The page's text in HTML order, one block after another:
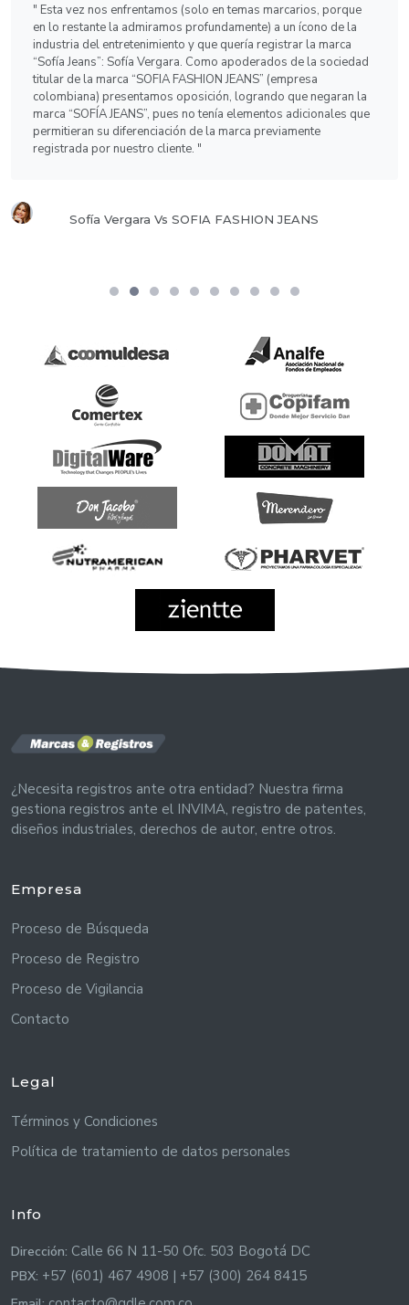
" Esta vez nos enfrentamos (solo en temas marcarios, porque
en lo restante la admiramos profundamente) a un ícono de la
industria del entretenimiento y que quería registrar la marca
“Sofía Jeans”: Sofía Vergara. Como apoderados de la sociedad
titular de la marca “SOFIA FASHION JEANS” (empresa
colombiana) presentamos oposición, logrando que negaran la
marca “SOFÍA JEANS”, pues no tenía elementos adicionales que
permitieran su diferenciación de la marca previamente
registrada por nuestro cliente. "
Sofía Vergara Vs SOFIA FASHION JEANS
¿Necesita registros ante otra entidad? Nuestra firma
gestiona registros ante el INVIMA, registro de patentes,
diseños industriales, derechos de autor, entre otros.
Empresa
Proceso de Búsqueda
Proceso de Registro
Proceso de Vigilancia
Contacto
Legal
Términos y Condiciones
Política de tratamiento de datos personales
Info
Dirección: Calle 66 N 11-50 Ofc. 503 Bogotá DC
PBX: +57 (601) 467 4908 | +57 (300) 264 8415